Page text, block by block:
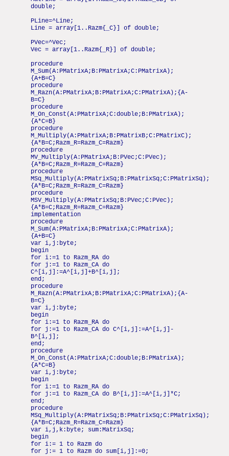
double;
PLine=^Line;
Line = array[1..Razm{_C}] of double;
PVec=^Vec;
Vec = array[1..Razm{_R}] of double;
procedure
M_Sum(A:PMatrixA;B:PMatrixA;C:PMatrixA);
{A+B=C}
procedure
M_Razn(A:PMatrixA;B:PMatrixA;C:PMatrixA);{A-
B=C}
procedure
M_On_Const(A:PMatrixA;C:double;B:PMatrixA);
{A*C=B}
procedure
M_Multiply(A:PMatrixA;B:PMatrixB;C:PMatrixC);
{A*B=C;Razm_R=Razm_C=Razm}
procedure
MV_Multiply(A:PMatrixA;B:PVec;C:PVec);
{A*B=C;Razm_R=Razm_C=Razm}
procedure
MSq_Multiply(A:PMatrixSq;B:PMatrixSq;C:PMatrixSq);
{A*B=C;Razm_R=Razm_C=Razm}
procedure
MSV_Multiply(A:PMatrixSq;B:PVec;C:PVec);
{A*B=C;Razm_R=Razm_C=Razm}
implementation
procedure
M_Sum(A:PMatrixA;B:PMatrixA;C:PMatrixA);
{A+B=C}
var i,j:byte;
begin
for i:=1 to Razm_RA do
for j:=1 to Razm_CA do
C^[i,j]:=A^[i,j]+B^[i,j];
end;
procedure
M_Razn(A:PMatrixA;B:PMatrixA;C:PMatrixA);{A-
B=C}
var i,j:byte;
begin
for i:=1 to Razm_RA do
for j:=1 to Razm_CA do C^[i,j]:=A^[i,j]-
B^[i,j];
end;
procedure
M_On_Const(A:PMatrixA;C:double;B:PMatrixA);
{A*C=B}
var i,j:byte;
begin
for i:=1 to Razm_RA do
for j:=1 to Razm_CA do B^[i,j]:=A^[i,j]*C;
end;
procedure
MSq_Multiply(A:PMatrixSq;B:PMatrixSq;C:PMatrixSq);
{A*B=C;Razm_R=Razm_C=Razm}
var i,j,k:byte; sum:MatrixSq;
begin
for i:= 1 to Razm do
for j:= 1 to Razm do sum[i,j]:=0;